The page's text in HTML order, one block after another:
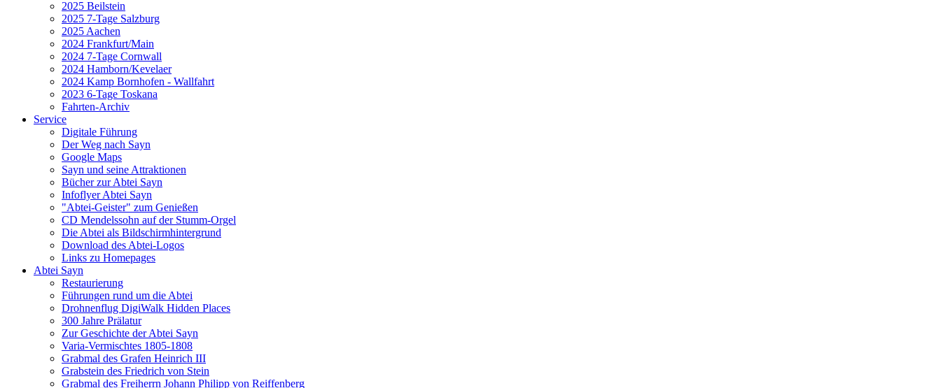
2025 Beilstein
2025 7-Tage Salzburg
2025 Aachen
2024 Frankfurt/Main
2024 7-Tage Cornwall
2024 Hamborn/Kevelaer
2024 Kamp Bornhofen - Wallfahrt
2023 6-Tage Toskana
Fahrten-Archiv
Service
Digitale Führung
Der Weg nach Sayn
Google Maps
Sayn und seine Attraktionen
Bücher zur Abtei Sayn
Infoflyer Abtei Sayn
"Abtei-Geister" zum Genießen
CD Mendelssohn auf der Stumm-Orgel
Die Abtei als Bildschirmhintergrund
Download des Abtei-Logos
Links zu Homepages
Abtei Sayn
Restaurierung
Führungen rund um die Abtei
Drohnenflug DigiWalk Hidden Places
300 Jahre Prälatur
Zur Geschichte der Abtei Sayn
Varia-Vermischtes 1805-1808
Grabmal des Grafen Heinrich III
Grabstein des Friedrich von Stein
Grabmal des Freiherrn Johann Philipp von Reiffenberg